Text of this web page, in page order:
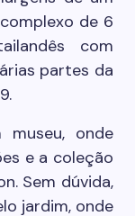
de 6
com
partes da
onde
e a coleção
Sem dúvida,
jardim, onde